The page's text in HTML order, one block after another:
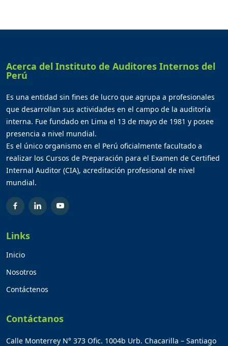
Acerca del Instituto de Auditores Internos del
Perú
Es una entidad sin fines de lucro que agrupa a profesionales
que desarrollan sus actividades en el campo de la auditoría
interna. Fue fundado en Lima el 13 de mayo de 1981 y posee
presencia a nivel mundial.
Es el único organismo en el Perú oficialmente facultado a
realizar los Cursos de Preparación para el Examen de Certified
Internal Auditor (CIA), acreditación profesional de nivel
mundial.
Links
Inicio
Nosotros
Contáctenos
Contáctanos
Calle Monterrey N° 373 Ofic. 1004b Urb. Chacarilla – Santiago